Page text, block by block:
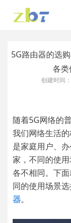
首页
产品中心
服务支持
新闻中心
在线购买
联系我们
云平台
5G路由器的选
各类
创建时间：
随着5G网络的
我们网络生活
是家庭用户、
家，不同的使
各不相同。下
同的使用场景
器。